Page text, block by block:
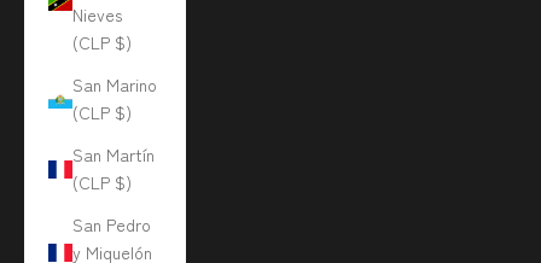
Nieves
(CLP $)
San Marino
(CLP $)
San Martín
(CLP $)
San Pedro
y Miquelón